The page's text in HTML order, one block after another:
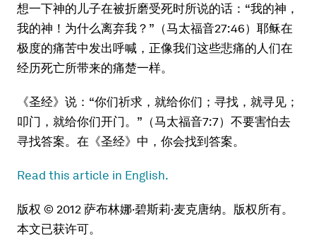
想一下神的儿子在被折磨受死时所说的话：“我的神，
我的神！为什么离弃我？”（马太福音27:46）耶稣在
极度的痛苦中发出呼喊，正像我们这些悲痛的人们在
经历死亡所带来的痛楚一样。
《圣经》说：“你们祈求，就给你们；寻找，就寻见；
叩门，就给你们开门。”（马太福音7:7）不要害怕去
寻找答案。在《圣经》中，你会找到答案。
Read this article in English.
版权 © 2012 萨布林娜·碧斯莉·麦克唐纳。版权所有。
本文已获许可。